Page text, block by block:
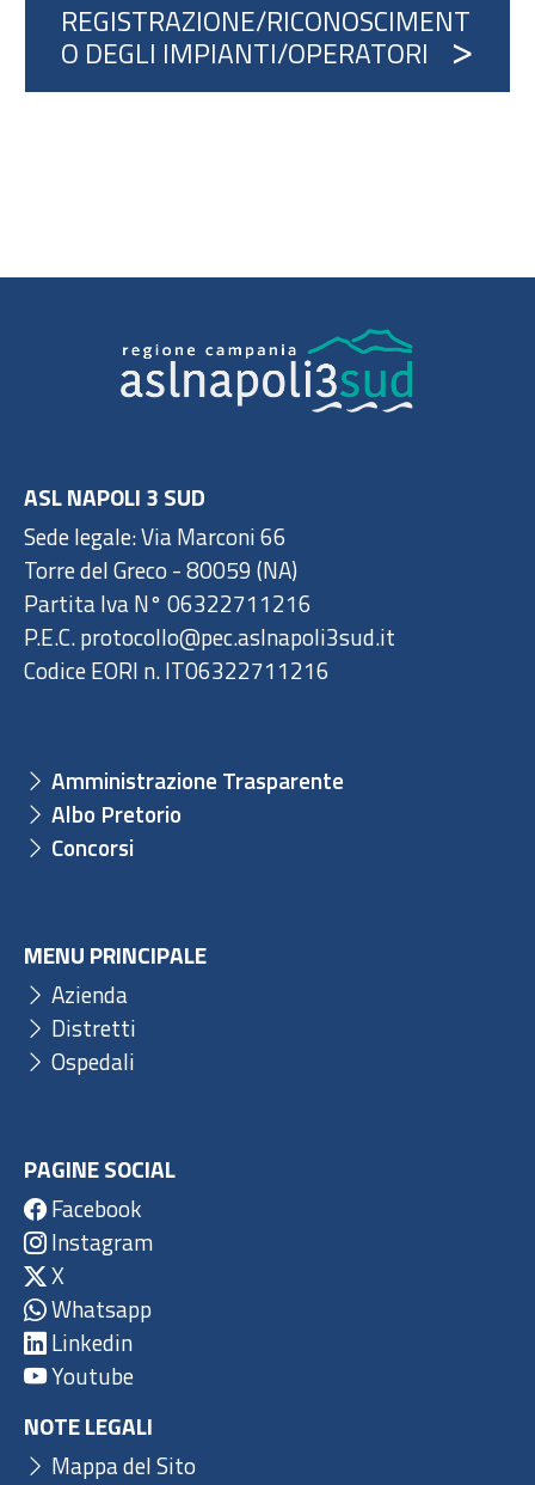
REGISTRAZIONE/RICONOSCIMENT
O DEGLI IMPIANTI/OPERATORI
ASL NAPOLI 3 SUD
Sede legale: Via Marconi 66
Torre del Greco - 80059 (NA)
Partita Iva N° 06322711216
P.E.C. protocollo@pec.aslnapoli3sud.it
Codice EORI n. IT06322711216
Amministrazione Trasparente
Albo Pretorio
Concorsi
MENU PRINCIPALE
Azienda
Distretti
Ospedali
PAGINE SOCIAL
Facebook
Instagram
X
Whatsapp
Linkedin
Youtube
NOTE LEGALI
Mappa del Sito